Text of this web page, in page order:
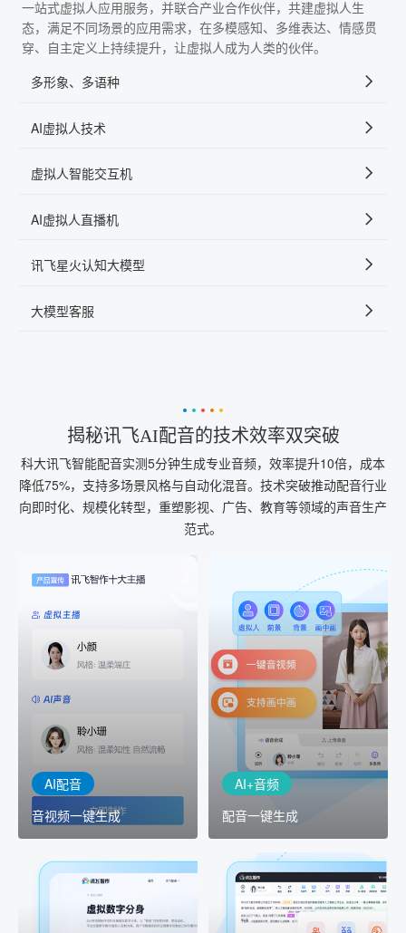
一站式虚拟人应用服务，并联合产业合作伙伴，共建虚拟人生
态，满足不同场景的应用需求，在多模感知、多维表达、情感贯
穿、自主定义上持续提升，让虚拟人成为人类的伙伴。
多形象、多语种
AI虚拟人技术
虚拟人智能交互机
AI虚拟人直播机
讯飞星火认知大模型
大模型客服
揭秘讯飞AI配音的技术效率双突破
科大讯飞智能配音实测5分钟生成专业音频，效率提升10倍，成本
降低75%，支持多场景风格与自动化混音。技术突破推动配音行业
向即时化、规模化转型，重塑影视、广告、教育等领域的声音生产
范式。
AI配音
音视频一键生成
AI配音
音视频一键生成
室"中输入文本或录音，一
出
AI+音频
配音一键生成
AI+音频
配音一键生成
AI+音频：基于全球领先的
TTS能力打造的AI音频制作
工具，输入文本、选择发
音人即可一键生成专业音
AI+创意